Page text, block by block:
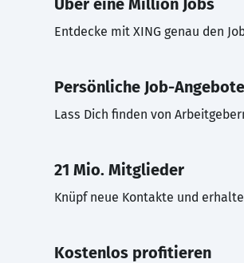
Über eine Million Jobs
Entdecke mit XING genau den
Persönliche Job-Angebote
Lass Dich finden von
21 Mio. Mitglieder
Knüpf neue Kontakte und
Kostenlos profitieren